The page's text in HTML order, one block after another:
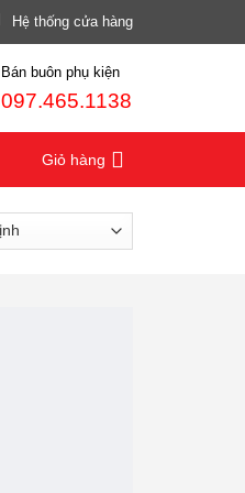
Hệ thống cửa hàng
Bán buôn phụ kiện
097.465.1138
Giỏ hàng